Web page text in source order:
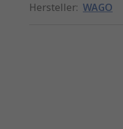
Hersteller: WAGO